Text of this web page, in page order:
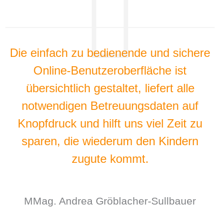
Die einfach zu bedienende und sichere
Online-Benutzeroberfläche ist
übersichtlich gestaltet, liefert alle
notwendigen Betreuungsdaten auf
Knopfdruck und hilft uns viel Zeit zu
sparen, die wiederum den Kindern
zugute kommt.
MMag. Andrea Gröblacher-Sullbauer